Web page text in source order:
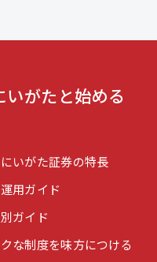
いがたと始める
いがた証券の特長
用ガイド
ガイド
な制度を味方につける